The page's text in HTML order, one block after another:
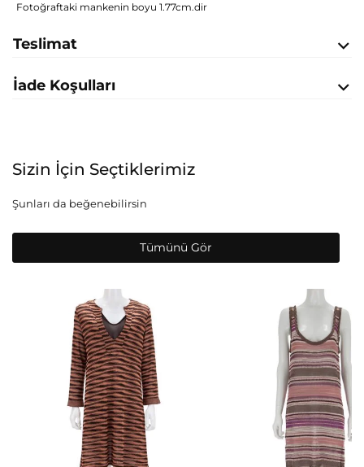
Fotoğraftaki mankenin boyu 1.77cm.dir
Teslimat
İade Koşulları
Sizin İçin Seçtiklerimiz
Şunları da beğenebilirsin
Tümünü Gör